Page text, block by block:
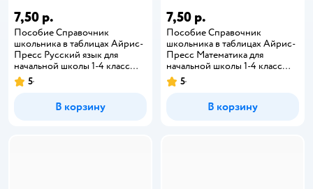
7,50 р.
Пособие Справочник
школьника в таблицах Айрис-
Пресс Русский язык для
начальной школы 1-4 класс
ФГОС
5
В корзину
7,50 р.
Пособие Справочник
школьника в таблицах Айрис-
Пресс Математика для
начальной школы 1-4 класс
ФГОС
5
В корзину